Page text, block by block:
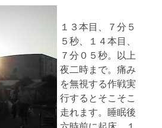
１３本目、７分５
５秒、１４本目、
７分０５秒。以上
夜二時まで。痛み
を無視する作戦実
行するとそこそこ
走れます。睡眠後